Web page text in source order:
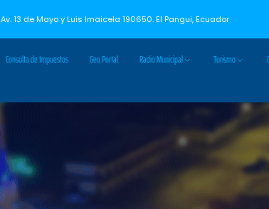
Av. 13 de Mayo y Luis Imaicela 190650. El Pangui, Ecuador
Consulta de Impuestos Geo Portal Radio Municipal Turismo